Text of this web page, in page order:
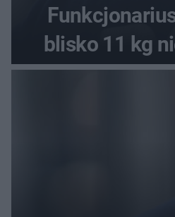
blisko 11 kg